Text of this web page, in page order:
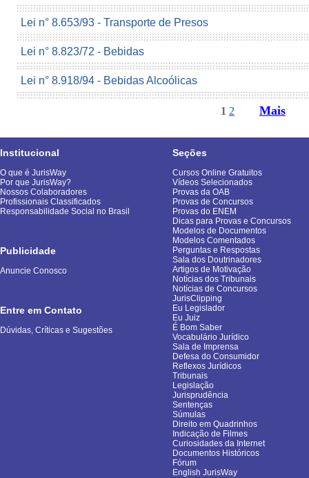
Lei n° 8.653/93 - Transporte de Presos
Lei n° 8.823/72 - Bebidas
Lei n° 8.918/94 - Bebidas Alcoólicas
1 2 Mais
Institucional
O que é JurisWay
Por que JurisWay?
Nossos Colaboradores
Profissionais Classificados
Responsabilidade Social no Brasil
Publicidade
Anuncie Conosco
Entre em Contato
Dúvidas, Críticas e Sugestões
Seções
Cursos Online Gratuitos
Vídeos Selecionados
Provas da OAB
Provas de Concursos
Provas do ENEM
Dicas para Provas e Concursos
Modelos de Documentos
Modelos Comentados
Perguntas e Respostas
Sala dos Doutrinadores
Artigos de Motivação
Notícias dos Tribunais
Notícias de Concursos
JurisClipping
Eu Legislador
Eu Juiz
É Bom Saber
Vocabulário Jurídico
Sala de Imprensa
Defesa do Consumidor
Reflexos Jurídicos
Tribunais
Legislação
Jurisprudência
Sentenças
Súmulas
Direito em Quadrinhos
Indicação de Filmes
Curiosidades da Internet
Documentos Históricos
Fórum
English JurisWay